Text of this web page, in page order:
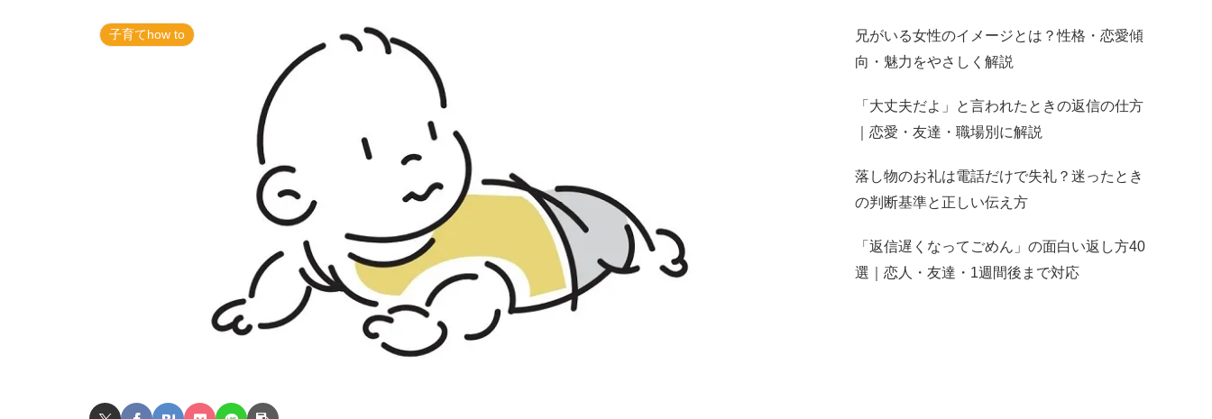
子育てhow to
兄がいる女性のイメージとは？性格・恋愛傾
向・魅力をやさしく解説
「大丈夫だよ」と言われたときの返信の仕方
｜恋愛・友達・職場別に解説
落し物のお礼は電話だけで失礼？迷ったとき
の判断基準と正しい伝え方
「返信遅くなってごめん」の面白い返し方40
選｜恋人・友達・1週間後まで対応